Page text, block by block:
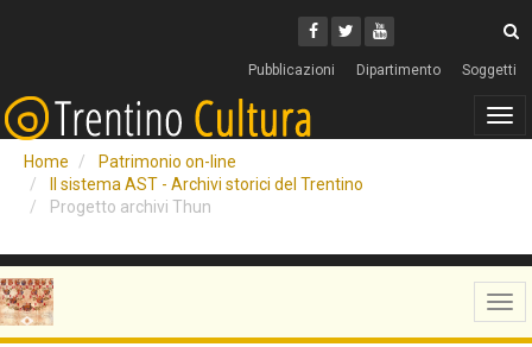
Facebook
Twitter
Youtube
Pubblicazioni Dipartimento Soggetti
Home
Patrimonio on-line
Il sistema AST - Archivi storici del Trentino
Progetto archivi Thun